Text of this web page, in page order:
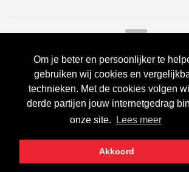
Om je beter en persoonlijker te
gebruiken wij cookies en
technieken. Met de cookies volgen
derde partijen jouw internetgedrag
onze site.
Lees meer
Akkoord
Nieuwsbrief
Inschrijven